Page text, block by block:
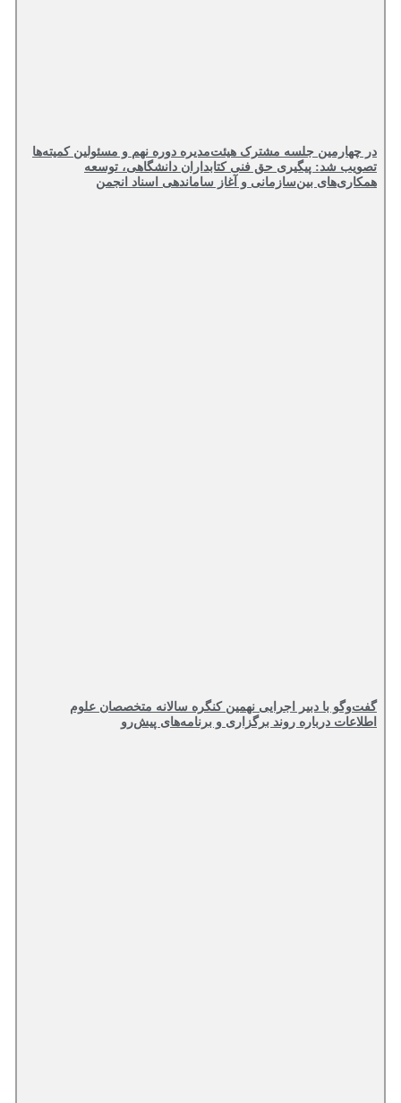
در چهارمین جلسه مشترک هیئت‌مدیره دوره نهم و مسئولین کمیته‌ها
تصویب شد: پیگیری حق فنی کتابداران دانشگاهی، توسعه
همکاری‌های بین‌سازمانی و آغاز ساماندهی اسناد انجمن
گفت‌وگو با دبیر اجرایی نهمین کنگره سالانه متخصصان علوم
اطلاعات درباره روند برگزاری و برنامه‌های پیش‌رو